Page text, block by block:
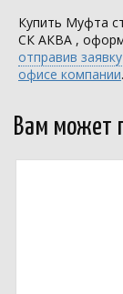
Купить Муфта
СК АКВА ,
отправив заявку
офисе компании.
Вам может